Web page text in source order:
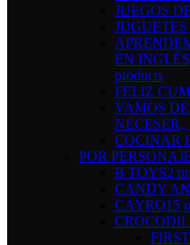
JUEGOS
EN
products
FELIZ
VAMOS
COCINAR
POR
B TOYS2
CANDY
CAYRO15